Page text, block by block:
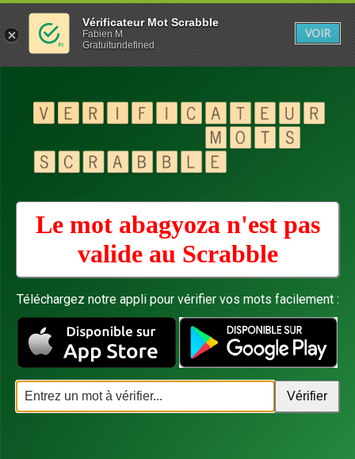
Le mot abagyoza n'est pas
valide au Scrabble
Téléchargez notre appli pour vérifier vos mots facilement :
Vérificateur Mot Scrabble
Fabien M
Gratuitundefined
VOIR